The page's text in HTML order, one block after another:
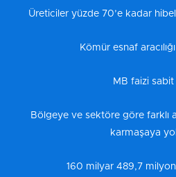
Üreticiler yüzde 70’e kadar
Kömür esnaf
MB faizi
Bölgeye ve sektöre göre farklı
karmaşaya
160 milyar 489,7